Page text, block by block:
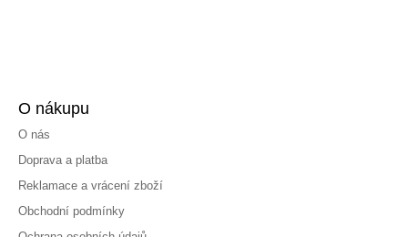
O nákupu
O nás
Doprava a platba
Reklamace a vrácení zboží
Obchodní podmínky